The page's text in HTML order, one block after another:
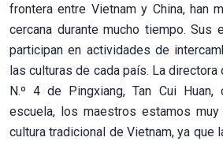
frontera entre Vietnam y China, han
cercana durante mucho tiempo. Sus
participan en actividades de
las culturas de cada país. La directora
N.º 4 de Pingxiang, Tan Cui Huan,
escuela, los maestros estamos
cultura tradicional de Vietnam, ya que